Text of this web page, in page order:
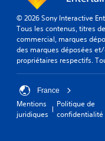
© 2026 Sony Interactive
Tous les contenus, titres
commercial, marques
des marques déposées
propriétaires respectifs.
France
Mentions
juridiques
Politique de
confidentialité